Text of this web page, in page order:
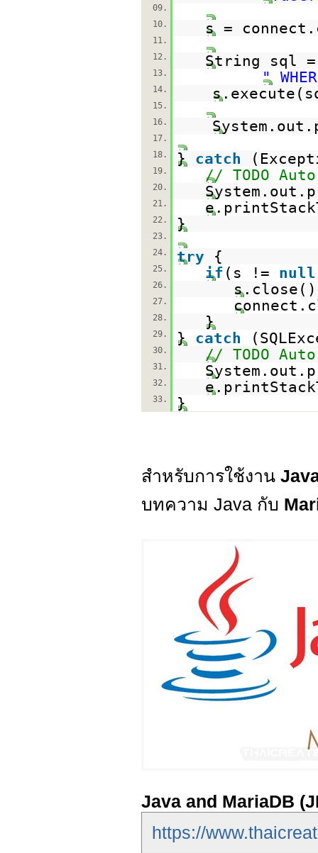
09.
10.
s =
11.
12.
String sql
13. "
14.
15.
16.
17.
18.
} catch
19. // TODO
20.
21.
22. }
23.
24.
try {
25. if (s != null
26.
27.
28. }
29. } catch
30. // TODO
31.
32.
33. }
สำหรับการใช้งาน
บทความ Java กับ
Java and MariaDB
https://